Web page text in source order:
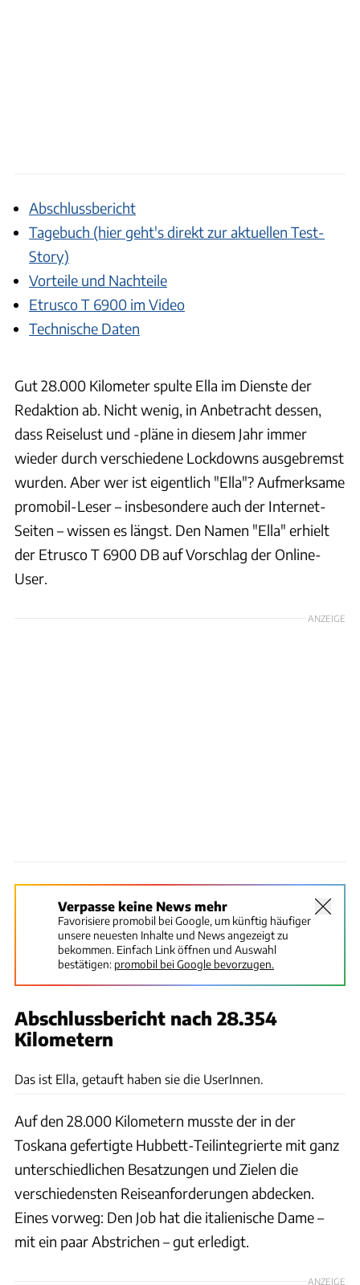
Abschlussbericht
Tagebuch (hier geht's direkt zur aktuellen Test-
Story)
Vorteile und Nachteile
Etrusco T 6900 im Video
Technische Daten
Gut 28.000 Kilometer spulte Ella im Dienste der
Redaktion ab. Nicht wenig, in Anbetracht dessen,
dass Reiselust und -pläne in diesem Jahr immer
wieder durch verschiedene Lockdowns ausgebremst
wurden. Aber wer ist eigentlich "Ella"? Aufmerksame
promobil-Leser – insbesondere auch der Internet-
Seiten – wissen es längst. Den Namen "Ella" erhielt
der Etrusco T 6900 DB auf Vorschlag der Online-
User.
ANZEIGE
Verpasse keine News mehr
Favorisiere promobil bei Google, um künftig häufiger
unsere neuesten Inhalte und News angezeigt zu
bekommen. Einfach Link öffnen und Auswahl
bestätigen: promobil bei Google bevorzugen.
Abschlussbericht nach 28.354
Kilometern
Das ist Ella, getauft haben sie die UserInnen.
Auf den 28.000 Kilometern musste der in der
Toskana gefertigte Hubbett-Teilintegrierte mit ganz
unterschiedlichen Besatzungen und Zielen die
verschiedensten Reiseanforderungen abdecken.
Eines vorweg: Den Job hat die italienische Dame –
mit ein paar Abstrichen – gut erledigt.
ANZEIGE